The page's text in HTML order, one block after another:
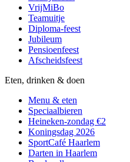
VrijMiBo
Teamuitje
Diploma-feest
Jubileum
Pensioenfeest
Afscheidsfeest
Eten, drinken & doen
Menu & eten
Speciaalbieren
Heineken-zondag €2
Koningsdag 2026
SportCafé Haarlem
Darten in Haarlem